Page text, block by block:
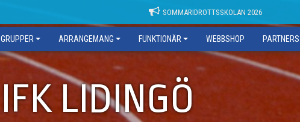
SOMMARIDROTTSSKOLAN 2026
GRUPPER ARRANGEMANG FUNKTIONÄR WEBBSHOP PARTNERS
IFK LIDINGÖ